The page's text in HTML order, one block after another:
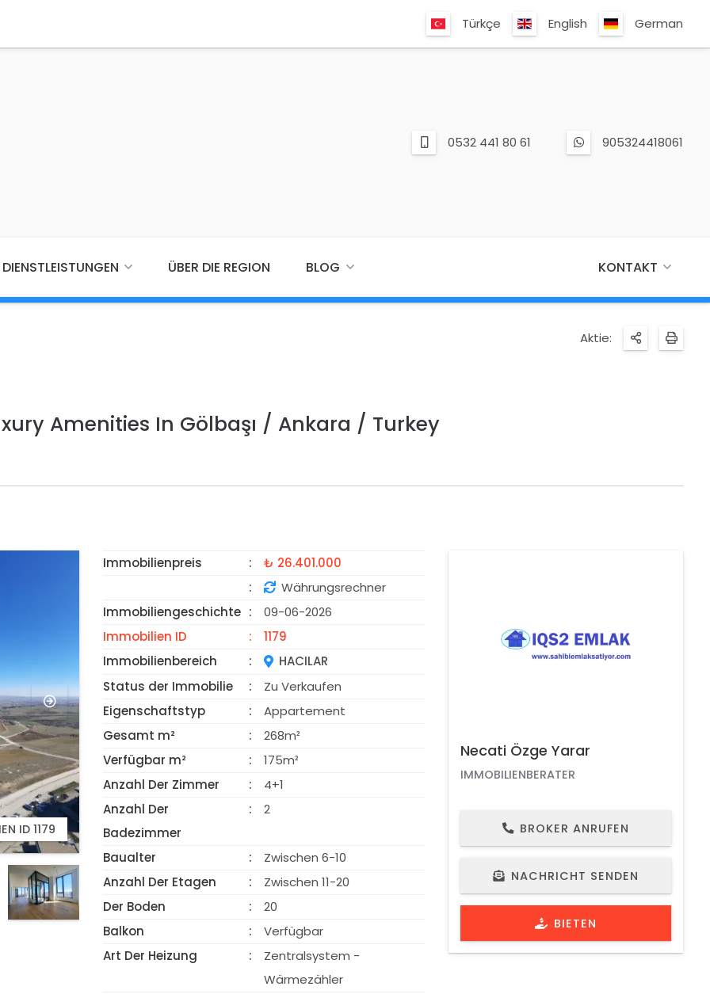
Türkçe English German
0532 441 80 61 905324418061
DIENSTLEISTUNGEN ÜBER DIE REGION BLOG KONTAKT
Aktie:
Amenities In Gölbaşı / Ankara / Turkey
ID 1179
ID 1179
VORGESTELLT
SCHAU VIDEO SCHAU VIDEO
Immobilienpreis
₺ 26.401.000
Währungsrechner
Immobiliengeschichte
09-06-2026
Immobilien ID
1179
Immobilienbereich
HACILAR
Status der Immobilie
Zu Verkaufen
Eigenschaftstyp
Appartement
Gesamt m²
268m²
Verfügbar m²
175m²
Anzahl Der Zimmer
4+1
Anzahl Der
Badezimmer
2
Baualter
Zwischen 6-10
Anzahl Der Etagen
Zwischen 11-20
Der Boden
20
Balkon
Verfügbar
Art Der Heizung
Zentralsystem -
Wärmezähler
Necati Özge Yarar
IMMOBILIENBERATER
BROKER ANRUFEN
NACHRICHT SENDEN
BIETEN